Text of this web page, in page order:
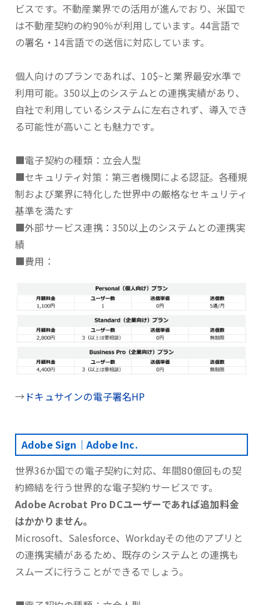
ビスです。不動産業界での活用が進んでおり、米国で
は不動産契約の約90％が利用しています。44言語で
の署名・14言語での送信に対応しています。
個人向けのプランであれば、10$~と業界最安水準で
利用可能。350以上のシステムとの連携実績があり、
自社で利用しているシステムに左右されず、導入でき
る可能性が高いことも魅力です。
■電子契約の種類：立会人型
■セキュリティ対策：第三者機関による認証。各種規
制および業界に特化した世界中の厳格なセキュリティ
基準を満たす
■外部サービス連携：350以上のシステムとの連携実
績
■費用：
→ ドキュサインの電子署名HP
Adobe Sign｜Adobe Inc.
世界36か国での電子契約に対応、年間80億回もの契
約締結を行う世界的な電子契約サービスです。
Adobe Acrobat Pro DCユーザーであれば追加料金
はかかりません。
Microsoft、Salesforce、Workdayその他のアプリと
の連携実績があるため、既存のシステムとの連携も
スムーズに行うことができるでしょう。